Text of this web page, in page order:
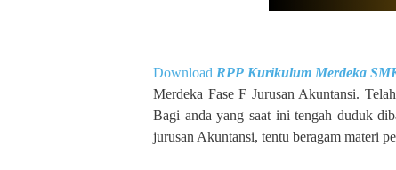
Download RPP Kurikulum Merdeka
Merdeka Fase F Jurusan Akuntansi.
Bagi anda yang saat ini tengah duduk
jurusan Akuntansi, tentu beragam materi